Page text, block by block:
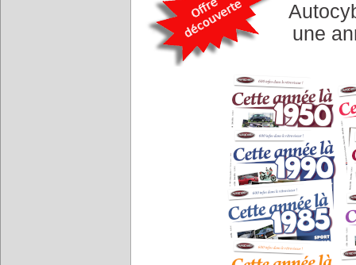
Taunus. La Manta et
Création de Comotor
Joint-venture entre NSU
une